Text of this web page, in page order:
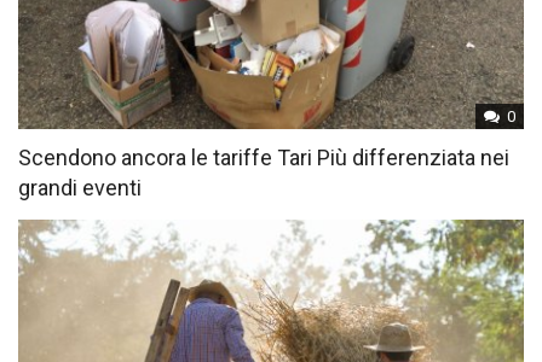
0
Scendono ancora le tariffe Tari Più differenziata nei
grandi eventi